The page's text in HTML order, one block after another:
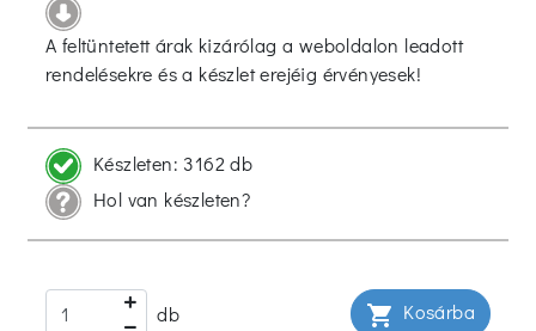
A feltüntetett árak kizárólag a weboldalon leadott
rendelésekre és a készlet erejéig érvényesek!
Készleten: 3162 db
Hol van készleten?
db shopping_cart Kosárba